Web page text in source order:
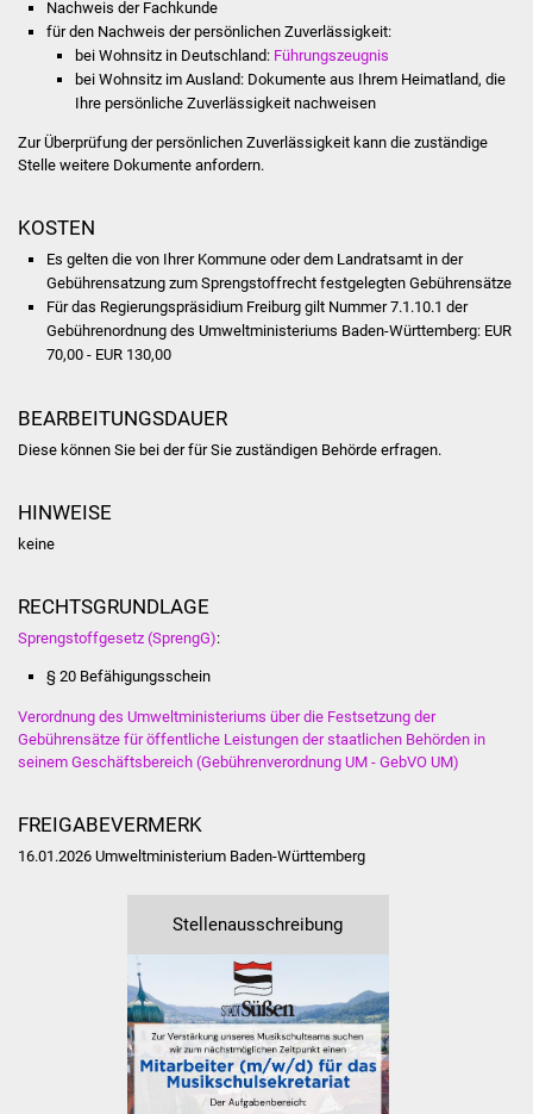
Gesundheit und Notfall
Index
ÖPNV
Einrichtungen
Hallenbad
Zehntscheuer
Bürgerhaus
Kulturhalle
Vereine und Parteien
Nachweis der Fachkunde
für den Nachweis der persönlichen Zuverlässigkeit:
bei Wohnsitz in Deutschland: Führungszeugnis
bei Wohnsitz im Ausland: Dokumente aus Ihrem Heimatland, die
Ihre persönliche Zuverlässigkeit nachweisen
Zur Überprüfung der persönlichen Zuverlässigkeit kann die zuständige
Stelle weitere Dokumente anfordern.
KOSTEN
Es gelten die von Ihrer Kommune oder dem Landratsamt in der
Gebührensatzung zum Sprengstoffrecht festgelegten Gebührensätze
Für das Regierungspräsidium Freiburg gilt Nummer 7.1.10.1 der
Gebührenordnung des Umweltministeriums Baden-Württemberg: EUR
70,00 - EUR 130,00
BEARBEITUNGSDAUER
Diese können Sie bei der für Sie zuständigen Behörde erfragen.
HINWEISE
keine
RECHTSGRUNDLAGE
Sprengstoffgesetz (SprengG):
§ 20 Befähigungsschein
Verordnung des Umweltministeriums über die Festsetzung der
Gebührensätze für öffentliche Leistungen der staatlichen Behörden in
seinem Geschäftsbereich (Gebührenverordnung UM - GebVO UM)
FREIGABEVERMERK
16.01.2026 Umweltministerium Baden-Württemberg
Stellenausschreibung